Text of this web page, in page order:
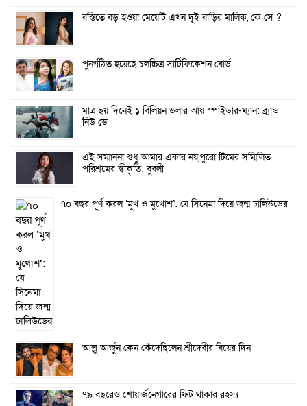
বস্তিতে বড় হওয়া মেয়েটি এখন দুই বাড়ির মালিক, কে সে ?
পুনর্গঠিত হয়েছে চলচ্চিত্র সার্টিফিকেশন বোর্ড
মাত্র ছয় দিনেই ১ বিলিয়ন ডলার আয় স্পাইডার-ম্যান: ব্র্যান্ড
নিউ ডে
এই সম্মাননা শুধু আমার একার নয়,পুরো টিমের সম্মিলিত
পরিশ্রমের স্বীকৃতি: বুবলী
৭০ বছর পূর্ণ করল ‘মুখ ও মুখোশ’: যে সিনেমা দিয়ে জন্ম ঢালিউডের
আল্লু আর্জুন কেন কেঁদেছিলেন শ্রীদেবীর বিয়ের দিন
৭৯ বছরেও শোয়ার্জনেগারের ফিট থাকার রহস্য